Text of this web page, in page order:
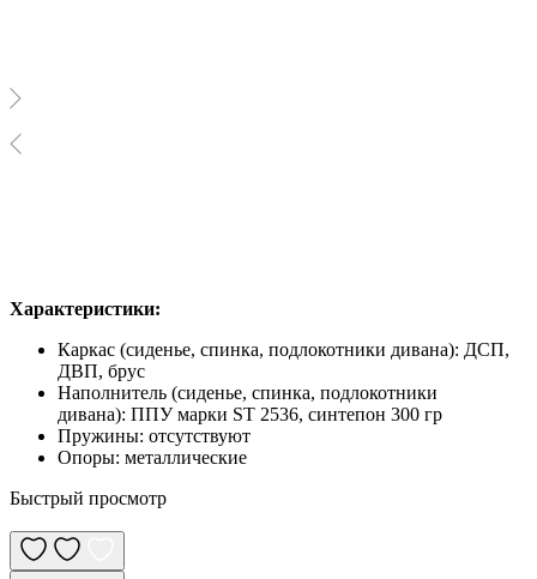
Характеристики:
Каркас (сиденье, спинка, подлокотники дивана): ДСП,
ДВП, брус
Наполнитель (сиденье, спинка, подлокотники
дивана): ППУ марки ST 2536, синтепон 300 гр
Пружины: отсутствуют
Опоры: металлические
Быстрый просмотр